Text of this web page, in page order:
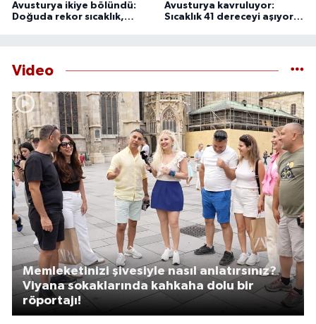
Avusturya ikiye bölündü:
Doğuda rekor sıcaklık,
Avusturya kavruluyor:
Sıcaklık 41 dereceyi aşıyor,
Video
Memleketinizi şivesiyle nasıl anlatırsınız?
Viyana sokaklarında kahkaha dolu bir
röportajı!